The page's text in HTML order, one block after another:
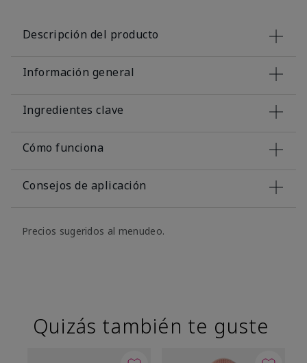
Descripción del producto
Información general
Ingredientes clave
Cómo funciona
Consejos de aplicación
Precios sugeridos al menudeo.
Quizás también te guste